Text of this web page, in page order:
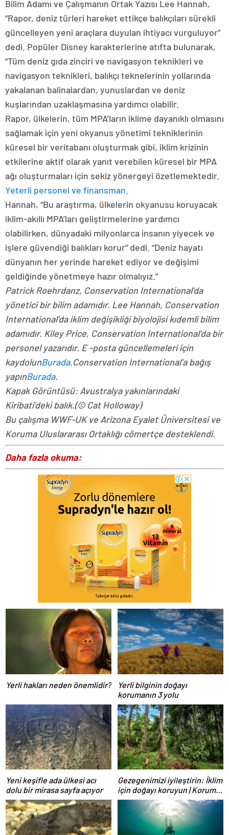
Bilim Adamı ve Çalışmanın Ortak Yazısı Lee Hannah,
“Rapor, deniz türleri hareket ettikçe balıkçıları sürekli
güncelleyen yeni araçlara duyulan ihtiyacı vurguluyor”
dedi. Popüler Disney karakterlerine atıfta bulunarak,
“Tüm deniz gıda zinciri ve navigasyon teknikleri ve
navigasyon teknikleri, balıkçı teknelerinin yollarında
yakalanan balinalardan, yunuslardan ve deniz
kuşlarından uzaklaşmasına yardımcı olabilir.
Rapor, ülkelerin, tüm MPA’ların iklime dayanıklı olmasını
sağlamak için yeni okyanus yönetimi tekniklerinin
küresel bir veritabanı oluşturmak gibi, iklim krizinin
etkilerine aktif olarak yanıt verebilen küresel bir MPA
ağı oluşturmaları için sekiz yönergeyi özetlemektedir.
Yeterli personel ve finansman
Hannah, “Bu araştırma, ülkelerin okyanusu koruyacak
iklim-akıllı MPA’ları geliştirmelerine yardımcı
olabilirken, dünyadaki milyonlarca insanın yiyecek ve
işlere güvendiği balıkları korur” dedi. “Deniz hayatı
dünyanın her yerinde hareket ediyor ve değişimi
geldiğinde yönetmeye hazır olmalıyız.”
Patrick Roehrdanz, Conservation International’da
yönetici bir bilim adamıdır. Lee Hannah, Conservation
International’da iklim değişikliği biyolojisi kıdemli bilim
adamıdır. Kiley Price, Conservation International’da bir
personel yazarıdır. E -posta güncellemeleri için
kaydolunBurada.Conservation International’a bağış
yapınBurada.
Kapak Görüntüsü: Avustralya yakınlarındaki
Kiribati’deki balık.(© Cat Holloway)
Bu çalışma WWF-UK ve Arizona Eyalet Üniversitesi ve
Koruma Uluslararası Ortaklığı cömertçe desteklendi.
Daha fazla okuma:
Yerli hakları neden önemlidir?
Yerli bilginin doğayı
korumanın 3 yolu
Yeni keşifle ada ülkesi acı
dolu bir mirasa sayfa açıyor
Gezegenimizi iyileştirin: İklim
için doğayı koruyun | Koruma
Uluslararası